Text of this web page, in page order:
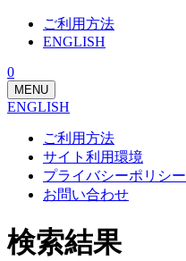
ご利用方法
ENGLISH
0
MENU
ENGLISH
ご利用方法
サイト利用環境
プライバシーポリシー
お問い合わせ
検索結果